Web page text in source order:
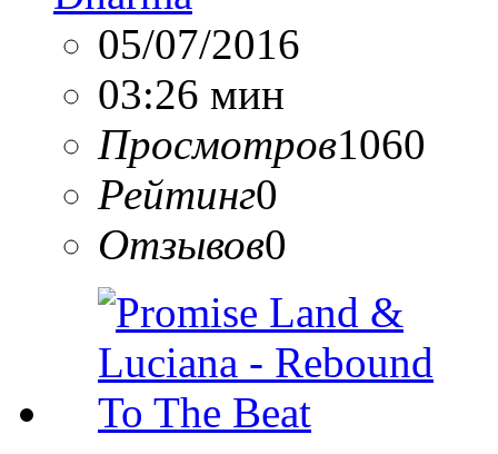
05/07/2016
03:26 мин
Просмотров1060
Рейтинг0
Отзывов0